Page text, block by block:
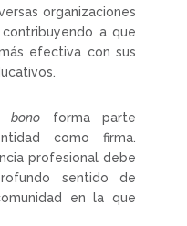
organizaciones
a que
efectiva con sus
bono forma parte
como firma.
profesional debe
sentido de
en la que